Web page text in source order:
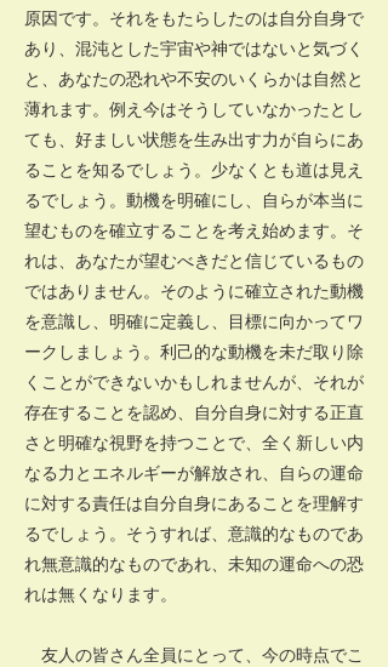
原因です。それをもたらしたのは自分自身で
あり、混沌とした宇宙や神ではないと気づく
と、あなたの恐れや不安のいくらかは自然と
薄れます。例え今はそうしていなかったとし
ても、好ましい状態を生み出す力が自らにあ
ることを知るでしょう。少なくとも道は見え
るでしょう。動機を明確にし、自らが本当に
望むものを確立することを考え始めます。そ
れは、あなたが望むべきだと信じているもの
ではありません。そのように確立された動機
を意識し、明確に定義し、目標に向かってワ
ークしましょう。利己的な動機を未だ取り除
くことができないかもしれませんが、それが
存在することを認め、自分自身に対する正直
さと明確な視野を持つことで、全く新しい内
なる力とエネルギーが解放され、自らの運命
に対する責任は自分自身にあることを理解す
るでしょう。そうすれば、意識的なものであ
れ無意識的なものであれ、未知の運命への恐
れは無くなります。
友人の皆さん全員にとって、今の時点でこ